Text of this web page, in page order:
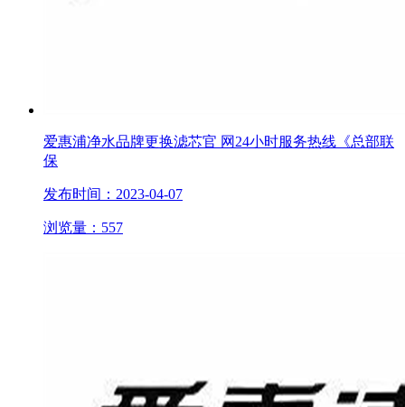
爱惠浦净水品牌更换滤芯官 网24小时服务热线《总部联
保
发布时间：2023-04-07
浏览量：557